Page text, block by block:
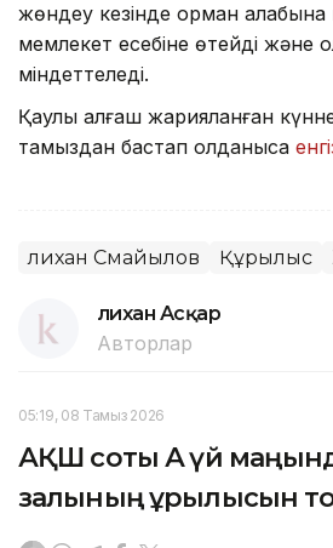
жөндеу кезінде орман
мемлекет есебіне өтейді және
міндеттеледі.
Қаулы алғаш жарияланған
тамыздан бастап қолданысқа
Әлихан Смайылов Құрылыс
Әлихан Асқар
Авторлар
05:19, 08 Тамыз 2026
АҚШ соты Ақ үй
залының құрылысын